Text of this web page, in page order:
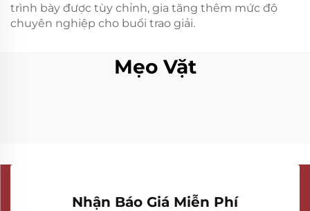
trình bày được tùy chỉnh, gia tăng thêm mức độ
chuyên nghiệp cho buổi trao giải.
Mẹo Vặt
Nhận Báo Giá Miễn Phí